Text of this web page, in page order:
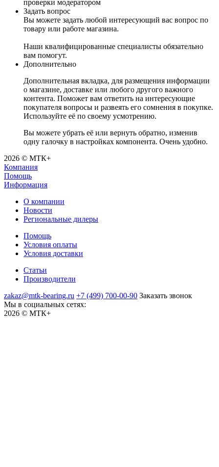
проверки модератором
Задать вопрос
Вы можете задать любой интересующий вас вопрос по
товару или работе магазина.
Наши квалифицированные специалисты обязательно
вам помогут.
Дополнительно
Дополнительная вкладка, для размещения информации
о магазине, доставке или любого другого важного
контента. Поможет вам ответить на интересующие
покупателя вопросы и развеять его сомнения в покупке.
Используйте её по своему усмотрению.
Вы можете убрать её или вернуть обратно, изменив
одну галочку в настройках компонента. Очень удобно.
2026 © МТК+
Компания
Помощь
Информация
О компании
Новости
Региональные дилеры
Помощь
Условия оплаты
Условия доставки
Статьи
Производители
zakaz@mtk-bearing.ru +7 (499) 700-00-90 Заказать звонок
Мы в социальных сетях:
2026 © МТК+